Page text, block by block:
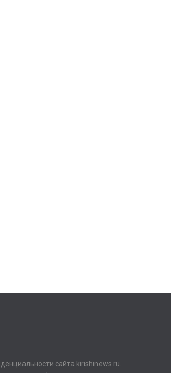
сайта kirishinews.ru.